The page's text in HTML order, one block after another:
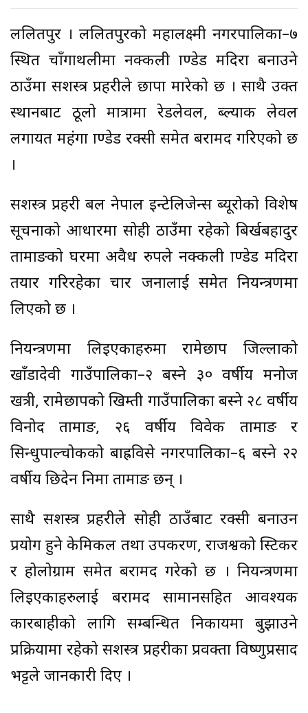
ललितपुर । ललितपुरको महालक्ष्मी नगरपालिका–७
स्थित चाँगाथलीमा नक्कली ब्राण्डेड मदिरा बनाउने
ठाउँमा सशस्त्र प्रहरीले छापा मारेको छ । साथै उक्त
स्थानबाट ठूलो मात्रामा रेडलेवल, ब्ल्याक लेवल
लगायत महंगा ब्राण्डेड रक्सी समेत बरामद गरिएको छ
।
सशस्त्र प्रहरी बल नेपाल इन्टेलिजेन्स ब्यूरोको विशेष
सूचनाको आधारमा सोही ठाउँमा रहेको बिर्खबहादुर
तामाङको घरमा अवैध रुपले नक्कली ब्राण्डेड मदिरा
तयार गरिरहेका चार जनालाई समेत नियन्त्रणमा
लिएको छ ।
नियन्त्रणमा लिइएकाहरुमा रामेछाप जिल्लाको
खाँडादेवी गाउँपालिका–२ बस्ने ३० वर्षीय मनोज
खत्री, रामेछापको खिम्ती गाउँपालिका बस्ने २८ वर्षीय
विनोद तामाङ, २६ वर्षीय विवेक तामाङ र
सिन्धुपाल्चोकको बाह्रविसे नगरपालिका–६ बस्ने २२
वर्षीय छिदेन निमा तामाङ छन् ।
साथै सशस्त्र प्रहरीले सोही ठाउँबाट रक्सी बनाउन
प्रयोग हुने केमिकल तथा उपकरण, राजश्वको स्टिकर
र होलोग्राम समेत बरामद गरेको छ । नियन्त्रणमा
लिइएकाहरुलाई बरामद सामानसहित आवश्यक
कारबाहीको लागि सम्बन्धित निकायमा बुझाउने
प्रक्रियामा रहेको सशस्त्र प्रहरीका प्रवक्ता विष्णुप्रसाद
भट्टले जानकारी दिए ।